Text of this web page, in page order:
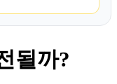
될까?